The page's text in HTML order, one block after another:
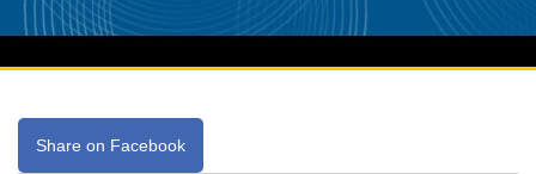
Share on Facebook